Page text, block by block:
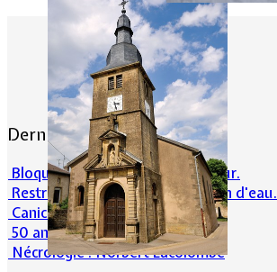
Dernières actualités
Bloqué en forêt. Cherchez l’erreur.
Restrictions sur la consommation d'eau.
Canicule et milieu naturel
50 ans d’histoires de foot
Nécrologie : Norbert Lacolombe